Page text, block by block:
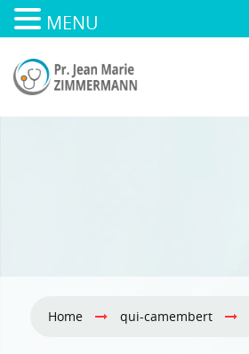
Home qui-camembert
MENU